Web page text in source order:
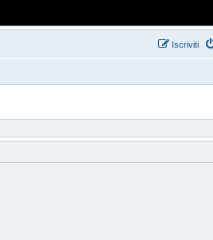
Iscriviti